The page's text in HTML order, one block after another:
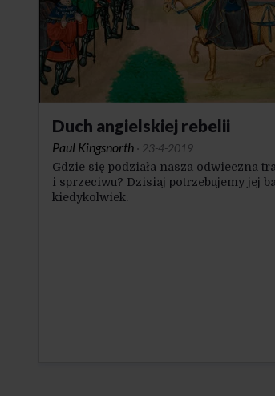
Duch angielskiej rebelii
Paul Kingsnorth · 23-4-2019
Gdzie się podziała nasza odwieczna
i sprzeciwu? Dzisiaj potrzebujemy jej
kiedykolwiek.